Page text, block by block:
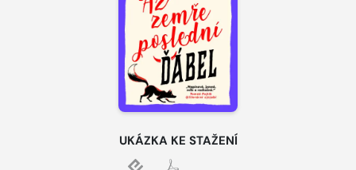
UKÁZKA KE STAŽENÍ